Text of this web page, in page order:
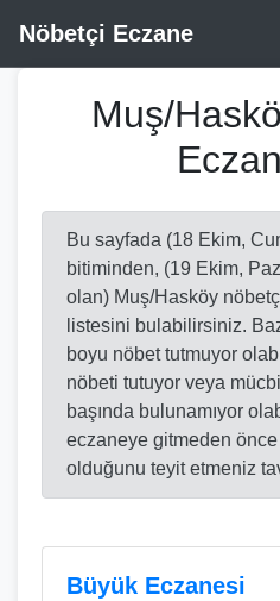
Nöbetçi Eczane
Muş/
Bu sayfada (18 Ekim,
bitiminden, (19 Ekim,
olan) Muş/Hasköy
listesini bulabilirsiniz.
boyu nöbet tutmuyor
nöbeti tutuyor veya
başında bulunamıyor
eczaneye gitmeden önce
olduğunu teyit etmeniz
Büyük Eczanesi